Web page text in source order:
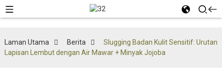
Laman Utama Berita
Slugging Badan Kulit Sensitif: Urutan
Lapisan Lembut dengan Air Mawar + Minyak Jojoba